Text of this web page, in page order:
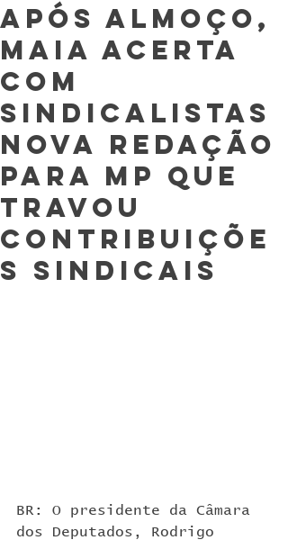
Após almoço,
Maia acerta
com
sindicalistas
nova redação
para MP que
travou
contribuiçõe
s sindicais
BR: O presidente da Câmara
dos Deputados, Rodrigo